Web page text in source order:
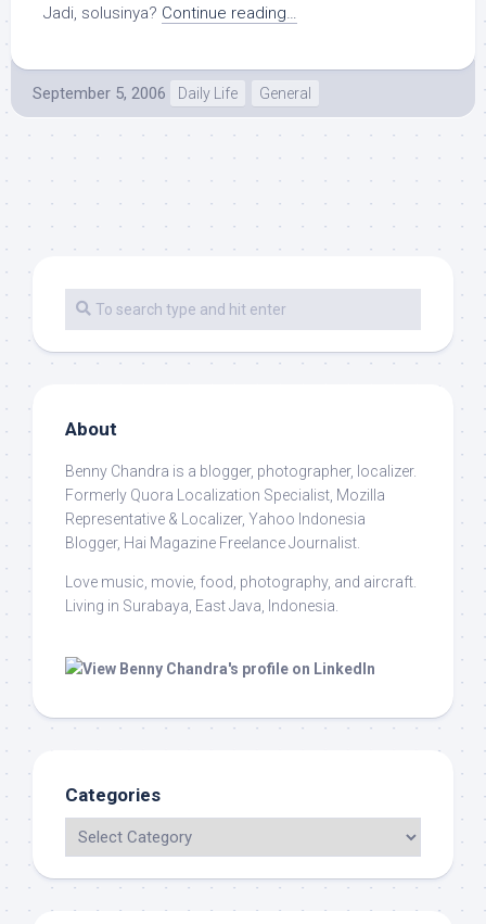
Jadi, solusinya? Continue reading…
September 5, 2006 Daily Life General
About
Benny Chandra is a blogger, photographer, localizer.
Formerly Quora Localization Specialist, Mozilla
Representative & Localizer, Yahoo Indonesia
Blogger, Hai Magazine Freelance Journalist.
Love music, movie, food, photography, and aircraft.
Living in Surabaya, East Java, Indonesia.
Categories